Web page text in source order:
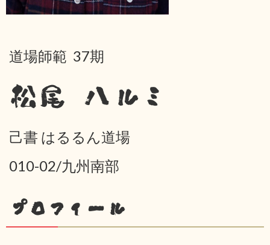
道場師範 37期
松尾 ハルミ
己書 はるるん道場
010-02/九州南部
プロフィール